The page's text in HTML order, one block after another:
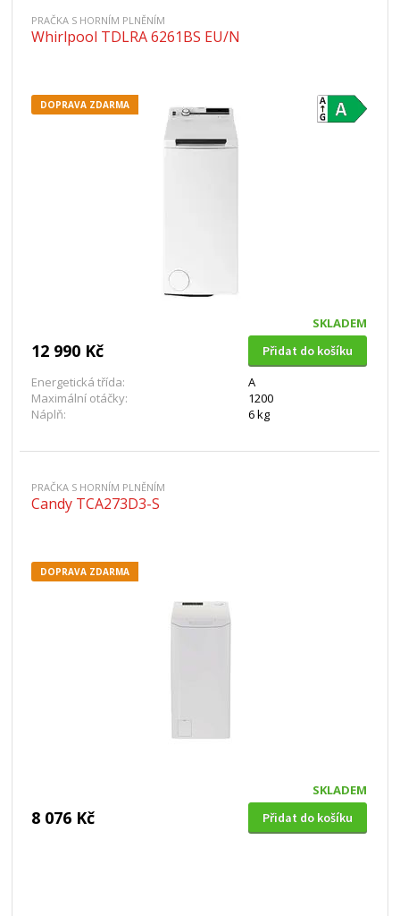
PRAČKA S HORNÍM PLNĚNÍM
Whirlpool TDLRA 6261BS EU/N
DOPRAVA ZDARMA
SKLADEM
12 990 Kč
Přidat do košíku
Energetická třída:
A
Maximální otáčky:
1200
Náplň:
6 kg
PRAČKA S HORNÍM PLNĚNÍM
Candy TCA273D3-S
DOPRAVA ZDARMA
SKLADEM
8 076 Kč Přidat do košíku